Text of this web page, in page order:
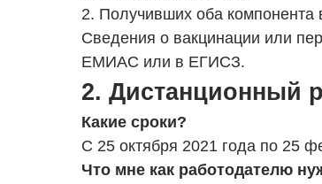
2. Получивших оба компонента
Сведения о вакцинации или
ЕМИАС или в ЕГИСЗ.
2. Дистанционный
Какие сроки?
С 25 октября 2021 года по 25
Что мне как работодателю